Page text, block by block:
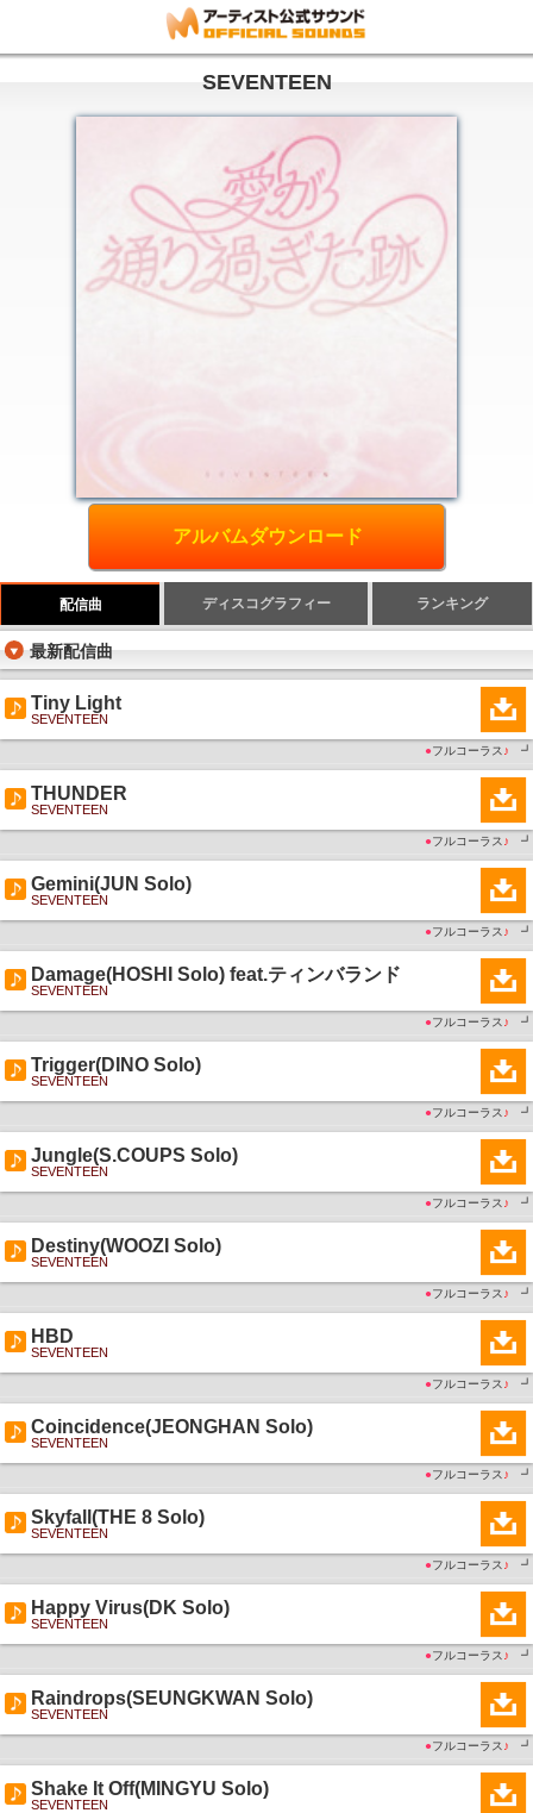
SEVENTEEN
アルバムダウンロード
配信曲 ディスコグラフィー ランキング
最新配信曲
Tiny Light
SEVENTEEN
●フルコーラス ♪ ┛
THUNDER
SEVENTEEN
●フルコーラス ♪ ┛
Gemini(JUN Solo)
SEVENTEEN
●フルコーラス ♪ ┛
Damage(HOSHI Solo) feat.ティンバランド
SEVENTEEN
●フルコーラス ♪ ┛
Trigger(DINO Solo)
SEVENTEEN
●フルコーラス ♪ ┛
Jungle(S.COUPS Solo)
SEVENTEEN
●フルコーラス ♪ ┛
Destiny(WOOZI Solo)
SEVENTEEN
●フルコーラス ♪ ┛
HBD
SEVENTEEN
●フルコーラス ♪ ┛
Coincidence(JEONGHAN Solo)
SEVENTEEN
●フルコーラス ♪ ┛
Skyfall(THE 8 Solo)
SEVENTEEN
●フルコーラス ♪ ┛
Happy Virus(DK Solo)
SEVENTEEN
●フルコーラス ♪ ┛
Raindrops(SEUNGKWAN Solo)
SEVENTEEN
●フルコーラス ♪ ┛
Shake It Off(MINGYU Solo)
SEVENTEEN